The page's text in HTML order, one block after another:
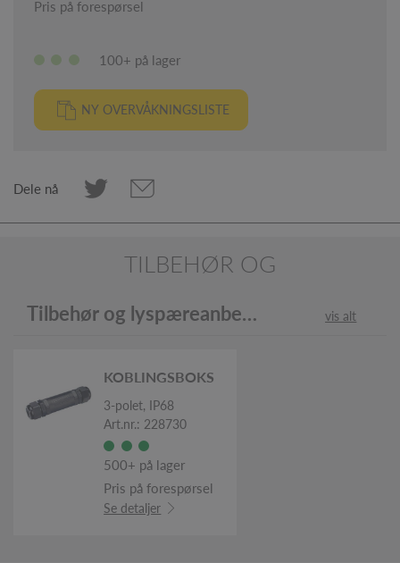
Pris på forespørsel
100+ på lager
NY OVERVÅKNINGSLISTE
Dele nå
TILBEHØR OG
Tilbehør og lyspæreanbefaling vis alt
KOBLINGSBOKS
3-polet, IP68
Art.nr.: 228730
500+ på lager
Pris på forespørsel
Se detaljer